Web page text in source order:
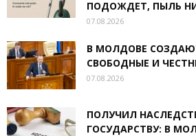
ПОДОЖДЕТ, ПЫЛЬ
07.08.2026
В МОЛДОВЕ
СВОБОДНЫЕ И
07.08.2026
ПОЛУЧИЛ
ГОСУДАРСТВУ: В